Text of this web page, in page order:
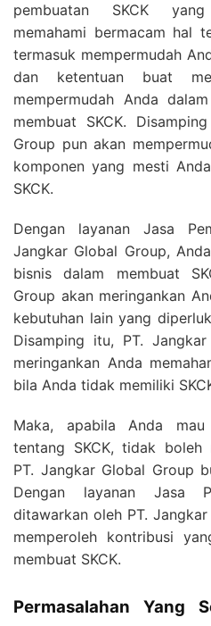
pembuatan SKCK
memahami bermacam hal
termasuk mempermudah
dan ketentuan buat
mempermudah Anda
membuat SKCK.
Group pun akan
komponen yang mesti
SKCK.
Dengan layanan Jasa
Jangkar Global Group,
bisnis dalam membuat
Group akan meringankan
kebutuhan lain yang
Disamping itu, PT.
meringankan Anda
bila Anda tidak memiliki
Maka, apabila Anda
tentang SKCK, tidak boleh
PT. Jangkar Global Group
Dengan layanan Jasa
ditawarkan oleh PT.
memperoleh kontribusi
membuat SKCK.
Permasalahan Yang